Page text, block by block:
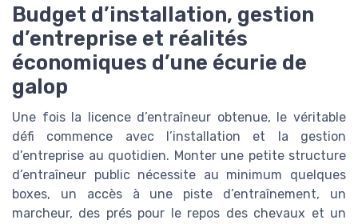
Budget d’installation, gestion
d’entreprise et réalités
économiques d’une écurie de
galop
Une fois la licence d’entraîneur obtenue, le véritable
défi commence avec l’installation et la gestion
d’entreprise au quotidien. Monter une petite structure
d’entraîneur public nécessite au minimum quelques
boxes, un accès à une piste d’entraînement, un
marcheur, des prés pour le repos des chevaux et un